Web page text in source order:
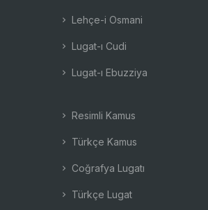
Lehçe-i Osmani
Lugat-ı Cudi
Lugat-ı Ebuzziya
Resimli Kamus
Türkçe Kamus
Coğrafya Lugatı
Türkçe Lugat